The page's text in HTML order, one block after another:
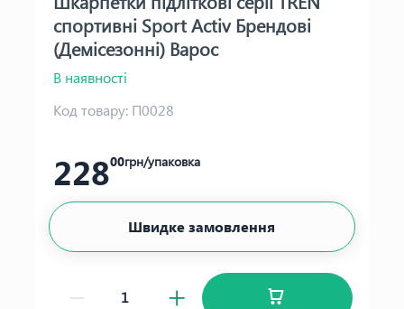
спортивні Sport Activ Брендові
(Демісезонні) Варос
В наявності
Код товару: П0028
22800грн/упаковка
Швидке замовлення